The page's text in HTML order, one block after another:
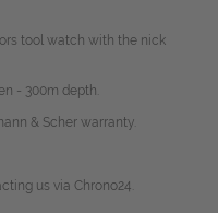
tool watch with the nick
- 300m depth.
& Scher warranty.
us via Chrono24.